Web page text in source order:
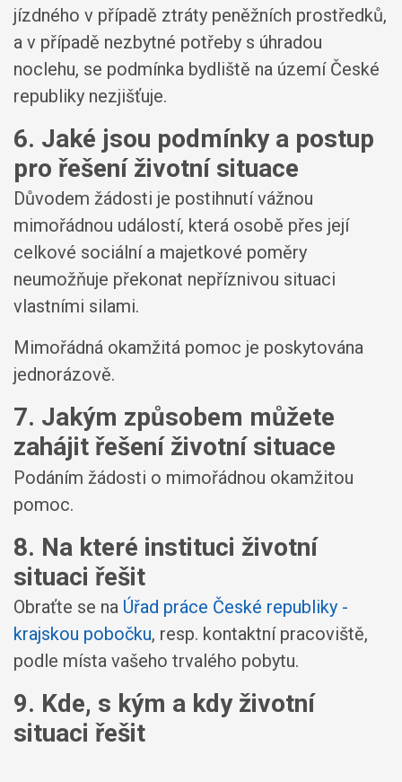
jízdného v případě ztráty peněžních prostředků,
a v případě nezbytné potřeby s úhradou
noclehu, se podmínka bydliště na území České
republiky nezjišťuje.
6. Jaké jsou podmínky a postup
pro řešení životní situace
Důvodem žádosti je postihnutí vážnou
mimořádnou událostí, která osobě přes její
celkové sociální a majetkové poměry
neumožňuje překonat nepříznivou situaci
vlastními silami.
Mimořádná okamžitá pomoc je poskytována
jednorázově.
7. Jakým způsobem můžete
zahájit řešení životní situace
Podáním žádosti o mimořádnou okamžitou
pomoc.
8. Na které instituci životní
situaci řešit
Obraťte se na Úřad práce České republiky -
krajskou pobočku, resp. kontaktní pracoviště,
podle místa vašeho trvalého pobytu.
9. Kde, s kým a kdy životní
situaci řešit